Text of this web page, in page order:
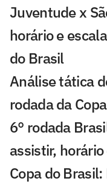
Juventude x
horário e
do Brasil
Análise tática
rodada da
6° rodada
assistir,
Copa do